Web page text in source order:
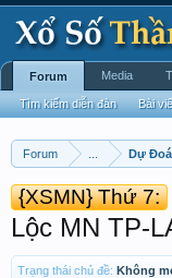
Forum Dự
{XSMN} Thứ 7:
Lộc MN TP-
Trạng thái chủ đề: Không
Forum
Tìm kiếm diễn đàn Bài
Media